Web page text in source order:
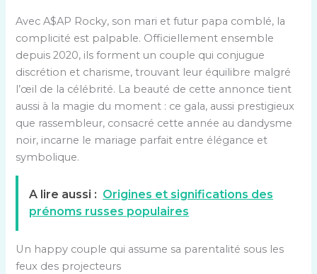
Avec A$AP Rocky, son mari et futur papa comblé, la
complicité est palpable. Officiellement ensemble
depuis 2020, ils forment un couple qui conjugue
discrétion et charisme, trouvant leur équilibre malgré
l’œil de la célébrité. La beauté de cette annonce tient
aussi à la magie du moment : ce gala, aussi prestigieux
que rassembleur, consacré cette année au dandysme
noir, incarne le mariage parfait entre élégance et
symbolique.
A lire aussi : Origines et significations des
prénoms russes populaires
Un happy couple qui assume sa parentalité sous les
feux des projecteurs